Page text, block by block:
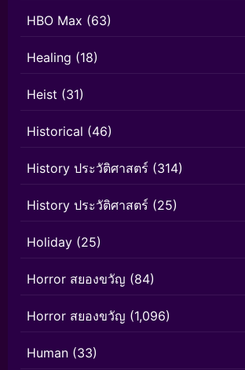
HBO Max (63)
Healing (18)
Heist (31)
Historical (46)
History ประวัติศาสตร์ (314)
History ประวัติศาสตร์ (25)
Holiday (25)
Horror สยองขวัญ (84)
Horror สยองขวัญ (1,096)
Human (33)